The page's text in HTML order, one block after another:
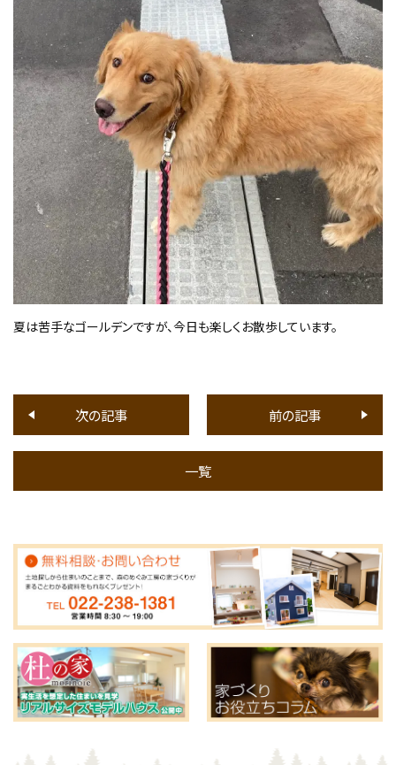
夏は苦手なゴールデンですが、今日も楽しくお散歩しています。
次の記事
一覧
前の記事